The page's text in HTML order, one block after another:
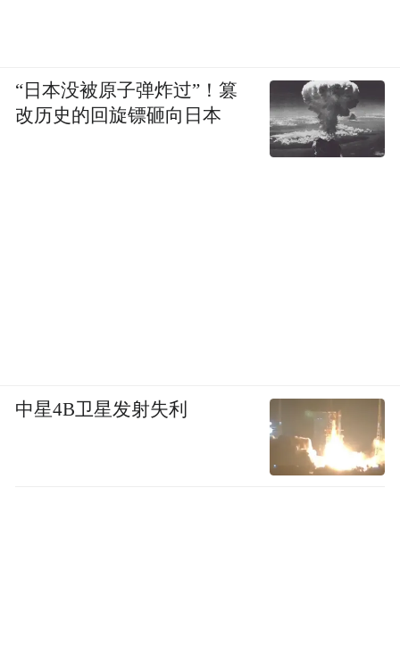
“日本没被原子弹炸过”！篡
改历史的回旋镖砸向日本
中星4B卫星发射失利